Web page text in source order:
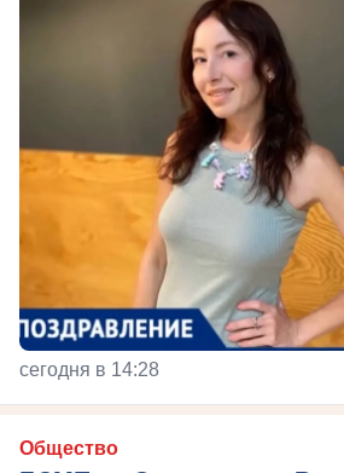
сегодня в 14:28
Общество